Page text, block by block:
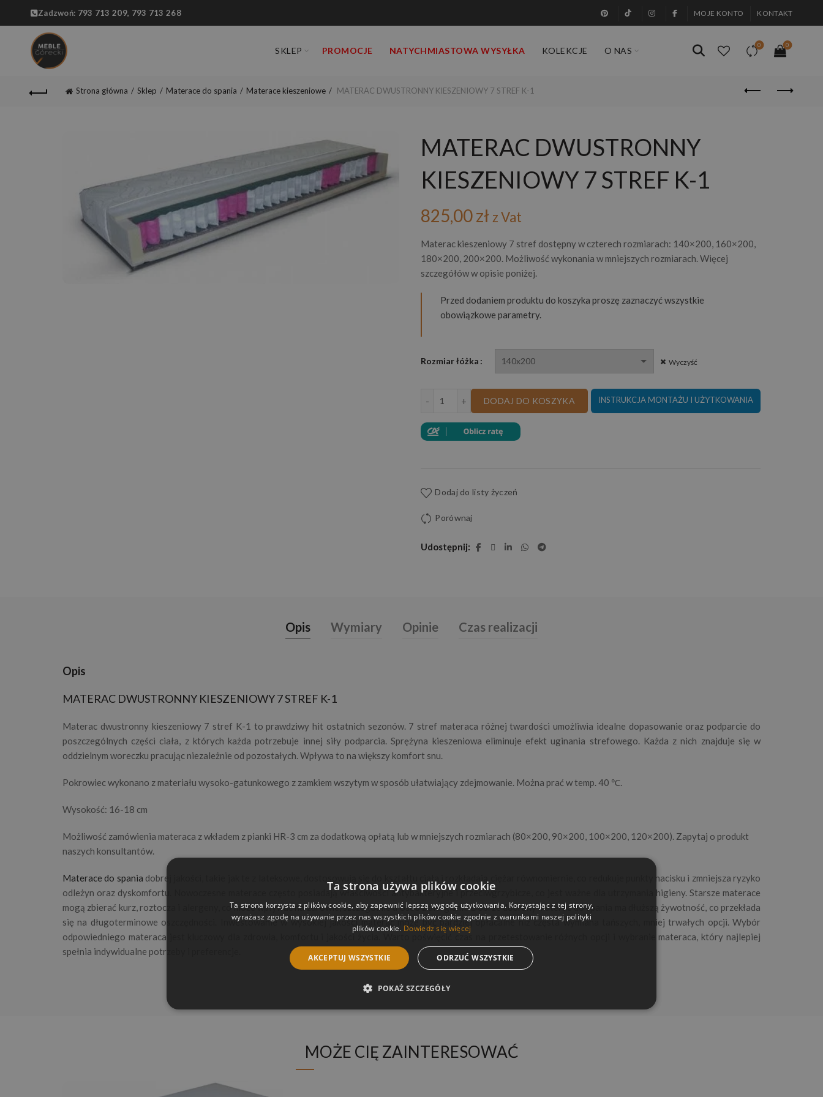
Zadzwoń: 793 713 209, 793 713 268 MOJE KONTO KONTAKT
SKLEP PROMOCJE NATYCHMIASTOWA WYSYŁKA KOLEKCJE O NAS
0 0
Strona główna Sklep Materace do spania Materace kieszeniowe MATERAC DWUSTRONNY KIESZENIOWY 7 STREF K-1
MATERAC DWUSTRONNY
KIESZENIOWY 7 STREF K-1
825,00zł z Vat
Materac kieszeniowy 7 stref dostępny w czterech rozmiarach: 140×200, 160×200,
180×200, 200×200. Możliwość wykonania w mniejszych rozmiarach. Więcej
szczegółów w opisie poniżej.
Przed dodaniem produktu do koszyka proszę zaznaczyć wszystkie
obowiązkowe parametry.
Rozmiar łóżka Wyczyść
ilość MATERAC DWUSTRONNY KIESZENIOWY 7 STREF K-1
DODAJ DO KOSZYKA INSTRUKCJA MONTAŻU I UŻYTKOWANIA
Dodaj do listy życzeń
Porównaj
Udostępnij
Opis Wymiary Opinie Czas realizacji
Opis
MATERAC DWUSTRONNY KIESZENIOWY 7 STREF K-1
Materac dwustronny kieszeniowy 7 stref K-1 to prawdziwy hit ostatnich sezonów. 7 stref materaca różnej twardości umożliwia idealne dopasowanie oraz podparcie do
poszczególnych części ciała, z których każda potrzebuje innej siły podparcia. Sprężyna kieszeniowa eliminuje efekt uginania strefowego. Każda z nich znajduje się w
oddzielnym woreczku pracując niezależnie od pozostałych. Wpływa to na większy komfort snu.
Pokrowiec wykonano z materiału wysoko-gatunkowego z zamkiem wszytym w sposób ułatwiający zdejmowanie. Można prać w temp. 40 ℃.
Wysokość: 16-18 cm
Możliwość zamówienia materaca z wkładem z pianki HR-3 cm za dodatkową opłatą lub w mniejszych rozmiarach (80×200, 90×200, 100×200, 120×200). Zapytaj o produkt
naszych konsultantów.
Materace do spania dobrej jakości, takie jak te z lateksowe, dostosowują się do kształtu ciała i rozkładają ciężar równomiernie, co redukuje punkty nacisku i zmniejsza ryzyko
odleżyn oraz dyskomfortu. Nowoczesne materace często posiadają właściwości antybakteryjne i przeciwgrzybicze, co jest ważne dla utrzymania higieny. Starsze materace
mogą zbierać kurz, roztocza i alergeny, co może wpływać na zdrowie, szczególnie u osób z alergiami. Dobrze dobrany materac do spania ma dłuższą żywotność, co przekłada
się na długoterminowe oszczędności. Inwestowanie w wysokiej jakości materac może być bardziej opłacalne niż częsta wymiana tańszych, mniej trwałych opcji. Wybór
odpowiedniego materaca jest kluczowy dla zdrowia, komfortu i jakości życia. Warto poświęcić czas na przetestowanie różnych opcji i wybranie materaca, który najlepiej
spełnia indywidualne potrzeby i preferencje.
MOŻE CIĘ ZAINTERESOWAĆ
Ta strona używa plików cookie
Ta strona korzysta z plików cookie, aby zapewnić lepszą wygodę użytkowania. Korzystając z tej strony,
wyrażasz zgodę na używanie przez nas wszystkich plików cookie zgodnie z warunkami naszej polityki
plików cookie. Dowiedz się więcej
AKCEPTUJ WSZYSTKIE ODRZUĆ WSZYSTKIE
POKAŻ SZCZEGÓŁY